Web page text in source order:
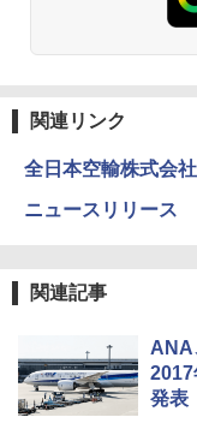
関連リンク
全日本空輸株式会社
ニュースリリース
関連記事
ANA
2017
発表